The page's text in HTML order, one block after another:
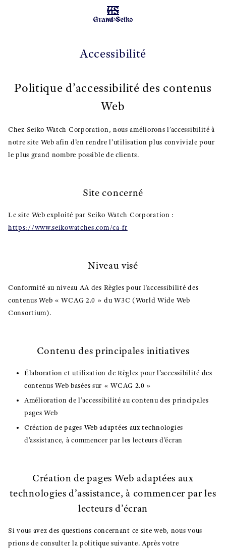
MENU
Accessibilité
Politique d’accessibilité des contenus
Web
Chez Seiko Watch Corporation, nous améliorons l’accessibilité à
notre site Web afin d’en rendre l’utilisation plus conviviale pour
le plus grand nombre possible de clients.
Site concerné
Le site Web exploité par Seiko Watch Corporation :
https://www.seikowatches.com/ca-fr
Niveau visé
Conformité au niveau AA des Règles pour l’accessibilité des
contenus Web « WCAG 2.0 » du W3C (World Wide Web
Consortium).
Contenu des principales initiatives
Élaboration et utilisation de Règles pour l’accessibilité des
contenus Web basées sur « WCAG 2.0 »
Amélioration de l’accessibilité au contenu des principales
pages Web
Création de pages Web adaptées aux technologies
d’assistance, à commencer par les lecteurs d’écran
Création de pages Web adaptées aux
technologies d’assistance, à commencer par les
lecteurs d’écran
Si vous avez des questions concernant ce site web, nous vous
prions de consulter la politique suivante. Après votre